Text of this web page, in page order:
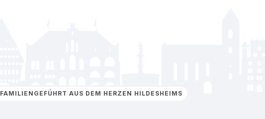
FAMILIENGEFÜHRT AUS DEM HERZEN HILDESHEIMS